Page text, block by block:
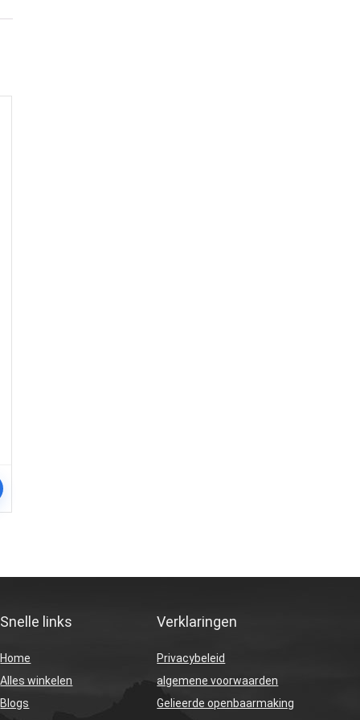
Snelle links
Home
Alles winkelen
Blogs
Verklaringen
Privacybeleid
algemene voorwaarden
Gelieerde openbaarmaking